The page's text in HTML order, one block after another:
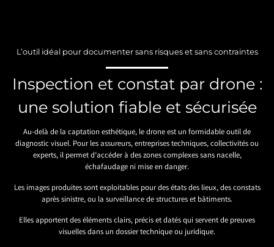
L’outil idéal pour documenter sans risques et sans contraintes
Inspection et constat par drone :
une solution fiable et sécurisée
Au-delà de la captation esthétique, le drone est un formidable outil de
diagnostic visuel. Pour les assureurs, entreprises techniques, collectivités ou
experts, il permet d’accéder à des zones complexes sans nacelle,
échafaudage ni mise en danger.
Les images produites sont exploitables pour des états des lieux, des constats
après sinistre, ou la surveillance de structures et bâtiments.
Elles apportent des éléments clairs, précis et datés qui servent de preuves
visuelles dans un dossier technique ou juridique.